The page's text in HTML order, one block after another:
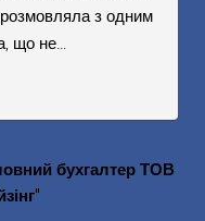
з одним
що не
бухгалтер ТОВ